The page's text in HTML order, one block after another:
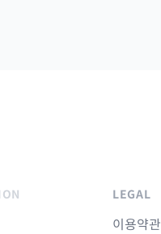
LEGAL
이용약관